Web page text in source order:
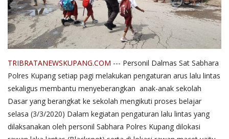
TRIBRATANEWSKUPANG.COM --- Personil Dalmas Sat Sabhara
Polres Kupang setiap pagi melakukan pengaturan arus lalu lintas
sekaligus membantu menyeberangkan anak-anak sekolah
Dasar yang berangkat ke sekolah mengikuti proses belajar
selasa (3/3/2020) Dalam kegiatan pengaturan lalu lintas yang
dilaksanakan oleh personil Sabhara Polres Kupang dilokasi